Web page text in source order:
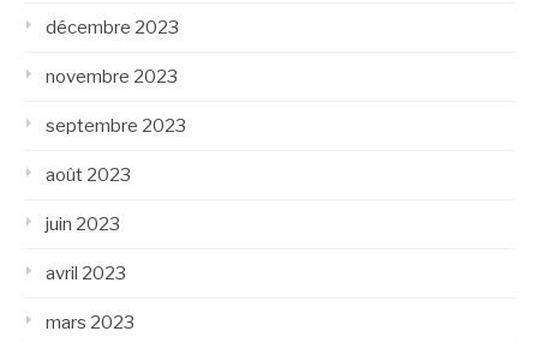
décembre 2023
novembre 2023
septembre 2023
août 2023
juin 2023
avril 2023
mars 2023